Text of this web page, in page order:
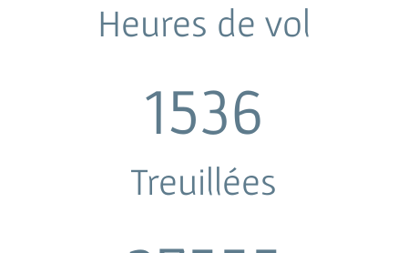
Heures de vol
1536
Treuillées